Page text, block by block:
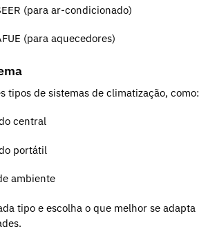
(para ar-condicionado)
(para aquecedores)
tipos de sistemas de climatização, como:
central
portátil
ambiente
tipo e escolha o que melhor se adapta